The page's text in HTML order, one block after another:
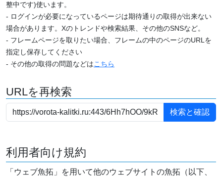
整中です)使います。
- ログインが必要になっているページは期待通りの取得が出来ない
場合があります。Xのトレンドや検索結果、その他のSNSなど。
- フレームページを取りたい場合、フレームの中のページのURLを
指定し保存してください
- その他の取得の問題などはこちら
URLを再検索
利用者向け規約
「ウェブ魚拓」を用いて他のウェブサイトの魚拓（以下、